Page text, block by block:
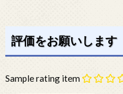
評価をお願いします
Sample rating item